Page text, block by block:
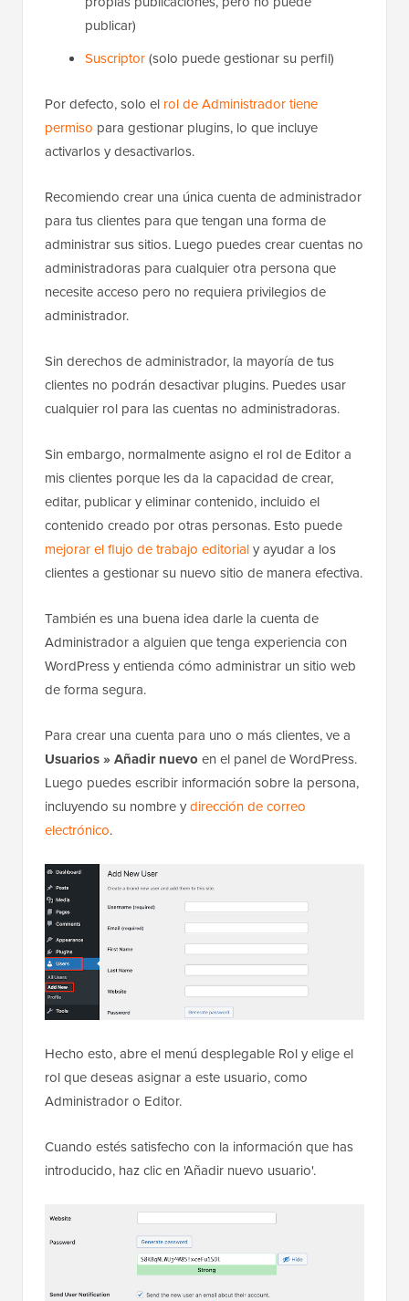
publicar)
Suscriptor(solo puede gestionar su perfil)
Por defecto, solo el rol de Administrador tiene
permiso para gestionar plugins, lo que incluye
activarlos y desactivarlos.
Recomiendo crear una única cuenta de administrador
para tus clientes para que tengan una forma de
administrar sus sitios. Luego puedes crear cuentas no
administradoras para cualquier otra persona que
necesite acceso pero no requiera privilegios de
administrador.
Sin derechos de administrador, la mayoría de tus
clientes no podrán desactivar plugins. Puedes usar
cualquier rol para las cuentas no administradoras.
Sin embargo, normalmente asigno el rol de Editor a
mis clientes porque les da la capacidad de crear,
editar, publicar y eliminar contenido, incluido el
contenido creado por otras personas. Esto puede
mejorar el flujo de trabajo editorialy ayudar a los
clientes a gestionar su nuevo sitio de manera efectiva.
También es una buena idea darle la cuenta de
Administrador a alguien que tenga experiencia con
WordPress y entienda cómo administrar un sitio web
de forma segura.
Para crear una cuenta para uno o más clientes, ve a
Usuarios » Añadir nuevo en el panel de WordPress.
Luego puedes escribir información sobre la persona,
incluyendo su nombre ydirección de correo
electrónico.
Hecho esto, abre el menú desplegable Rol y elige el
rol que deseas asignar a este usuario, como
Administrador o Editor.
Cuando estés satisfecho con la información que has
introducido, haz clic en 'Añadir nuevo usuario'.